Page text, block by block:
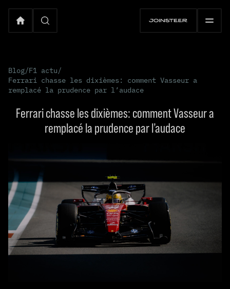
Blog/F1 actu/
Ferrari chasse les dixièmes: comment Vasseur a
remplacé la prudence par l’audace
Ferrari chasse les dixièmes: comment Vasseur a
remplacé la prudence par l’audace